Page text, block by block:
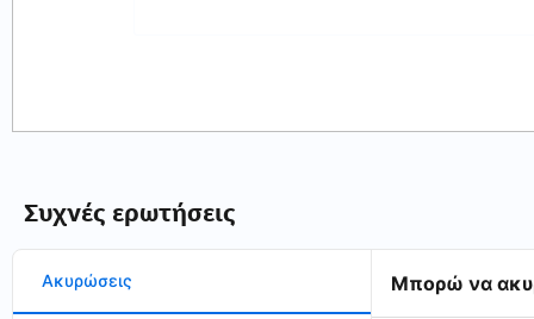
Συχνές ερωτήσεις
Ακυρώσεις Μπορώ να